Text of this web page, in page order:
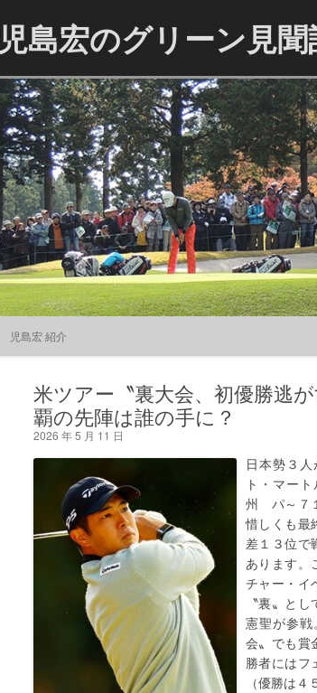
児島宏のグリーン見聞
児島宏 紹介
米ツアー〝裏大会、初優勝逃
覇の先陣は誰の手に？
2026 年 5 月 11 日
日本勢３
ト・マー
州 パ～７
惜しくも最
差１３位で
あります。
チャー・イ
〝裏〟と
憲聖が参
会〟でも賞
勝者にはフ
（優勝は